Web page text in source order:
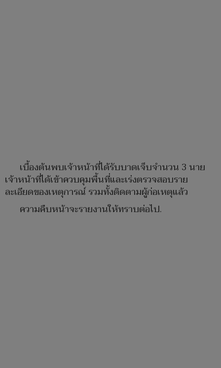
เบื้องต้นพบเจ้าหน้าที่ได้รับบาดเจ็บจำนวน 3 นาย
เจ้าหน้าที่ได้เข้าควบคุมพื้นที่และเร่งตรวจสอบราย
ละเอียดของเหตุการณ์ รวมทั้งติดตามผู้ก่อเหตุแล้ว
ความคืบหน้าจะรายงานให้ทราบต่อไป.